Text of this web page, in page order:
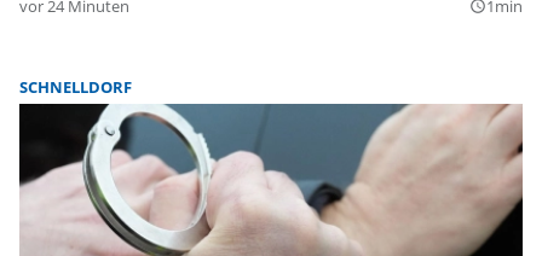
vor 24 Minuten query_builder1min
SCHNELLDORF